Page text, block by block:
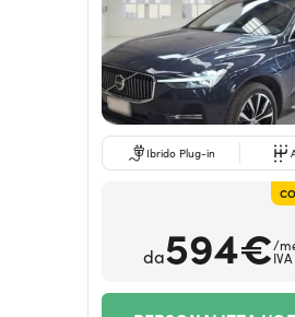
Ibrido Plug-in
da594€/